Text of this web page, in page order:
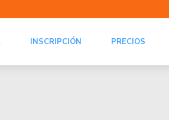
INSCRIPCIÓN PRECIOS